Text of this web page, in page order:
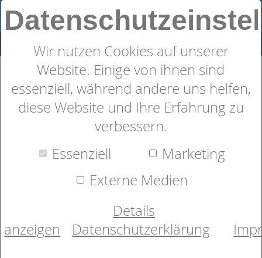
Wir nutzen Cookies auf unserer
Website. Einige von ihnen sind
essenziell, während andere uns helfen,
diese Website und Ihre Erfahrung zu
verbessern.
Essenziell
Marketing
Externe Medien
Details
anzeigen
Datenschutzerklärung
Nackenstützkissen
dormabell Cervical NB 3-V
Bild wird geladen...